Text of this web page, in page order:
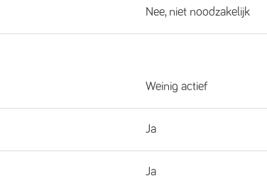
Nee, niet noodzakelijk
Weinig actief
Ja
Ja